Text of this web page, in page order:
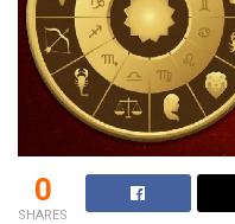
0
SHARES